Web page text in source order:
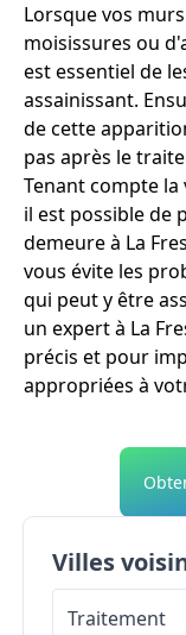
Lorsque vos
moisissures ou
est essentiel de
assainissant.
de cette
pas après le
Tenant compte la
il est possible de
demeure à La
vous évite les
qui peut y être
un expert à La
précis et pour
appropriées à
Villes
Traitement